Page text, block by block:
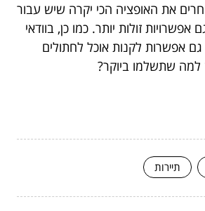
את האופציה הכי יקרה שיש עבור
זולות יותר. כמו כן, בוודאי
אפשרות לקנות אוכל לחתולים
למה שתשלמו ביוקר?
תיירות